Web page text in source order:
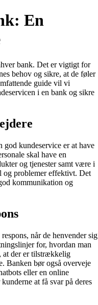
En
bank. Det er vigtigt for
behov og sikre, at de føler
guide vil vi
i en bank og sikre
god kundeservice er at have
skal have en
og tjenester samt være i
og problemer effektivt. Det
kommunikation og
når de henvender sig
for, hvordan man
at der er tilstrækkelig
Banken bør også overveje
eller en online
at få svar på deres